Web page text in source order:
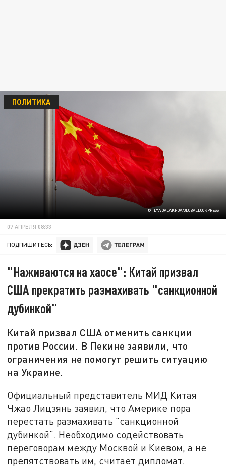
© ILYA GALAKHOV/GLOBALLOOKPRESS
ПОЛИТИКА
07 АПРЕЛЯ 08:33
ПОДПИШИТЕСЬ:
"Наживаются на хаосе": Китай призвал
США прекратить размахивать "санкционной
дубинкой"
Китай призвал США отменить санкции
против России. В Пекине заявили, что
ограничения не помогут решить ситуацию
на Украине.
Официальный представитель МИД Китая
Чжао Лицзянь заявил, что Америке пора
перестать размахивать "санкционной
дубинкой". Необходимо содействовать
переговорам между Москвой и Киевом, а не
препятствовать им, считает дипломат.